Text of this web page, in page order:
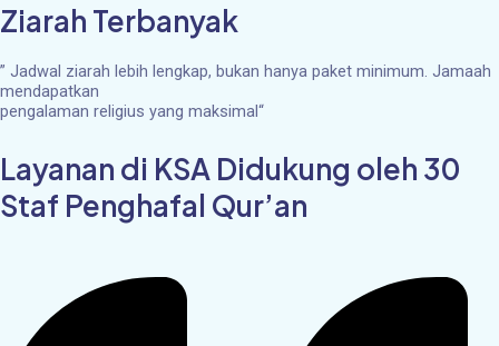
Ziarah Terbanyak
” Jadwal ziarah lebih lengkap, bukan hanya paket minimum. Jamaah
mendapatkan
pengalaman religius yang maksimal“
Layanan di KSA Didukung oleh 30
Staf Penghafal Qur’an